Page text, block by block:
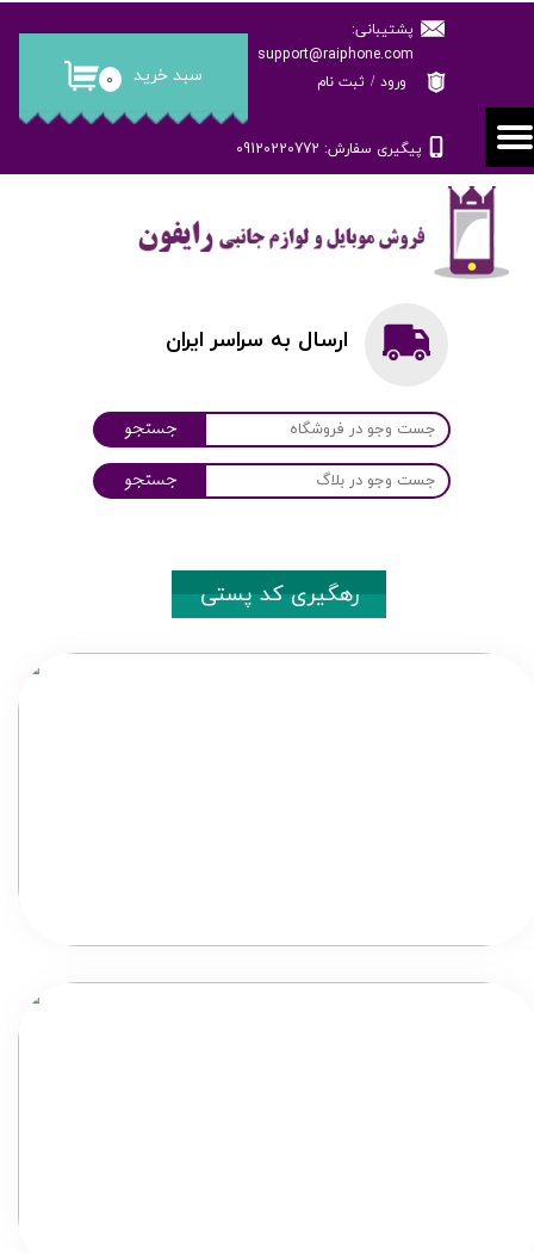
پشتیبانی:
support@raiphone.com
پیگیری سفارش: 09120220772
۰ سبد خرید ورود / ثبت نام
حساب کاربری من
تغییر گذر واژه
سفارشات
خروج از حساب کاربری
جستجو
جستجو
ارسال به سراسر ایران
رهگیری کد پستی